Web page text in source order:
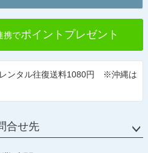
携でポイントプレゼント
ンタル往復送料1080円 ※沖縄は
合せ先